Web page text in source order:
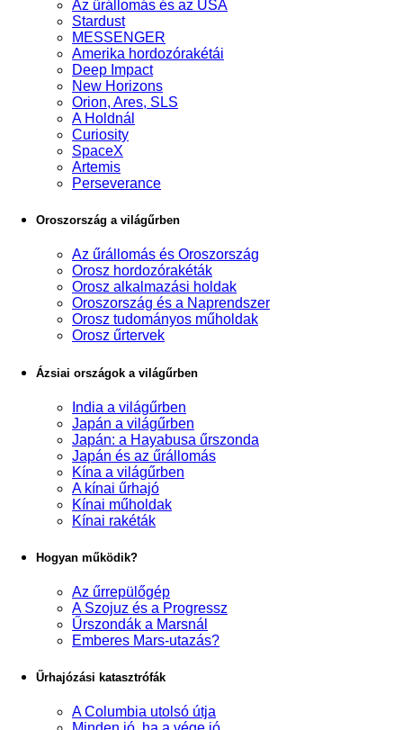
Az űrállomás és az USA
Stardust
MESSENGER
Amerika hordozórakétái
Deep Impact
New Horizons
Orion, Ares, SLS
A Holdnál
Curiosity
SpaceX
Artemis
Perseverance
Oroszország a világűrben
Az űrállomás és Oroszország
Orosz hordozórakéták
Orosz alkalmazási holdak
Oroszország és a Naprendszer
Orosz tudományos műholdak
Orosz űrtervek
Ázsiai országok a világűrben
India a világűrben
Japán a világűrben
Japán: a Hayabusa űrszonda
Japán és az űrállomás
Kína a világűrben
A kínai űrhajó
Kínai műholdak
Kínai rakéták
Hogyan működik?
Az űrrepülőgép
A Szojuz és a Progressz
Űrszondák a Marsnál
Emberes Mars-utazás?
Űrhajózási katasztrófák
A Columbia utolsó útja